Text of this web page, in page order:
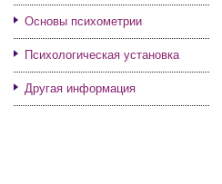
Основы психометрии
Психологическая установка
Другая информация